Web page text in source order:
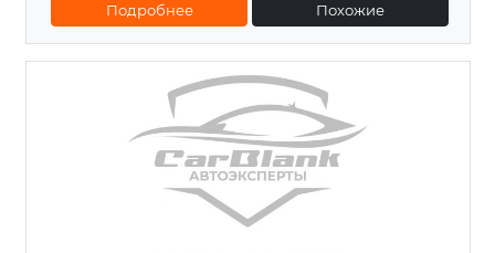
Подробнее Похожие